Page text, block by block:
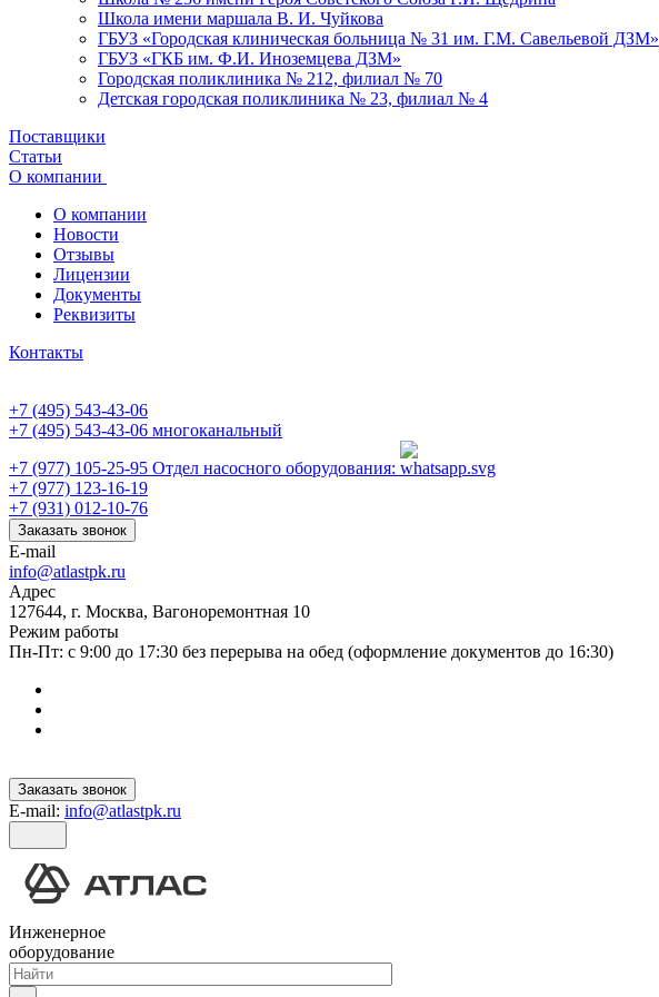
Школа имени маршала В. И. Чуйкова
ГБУЗ «Городская клиническая больница № 31 им. Г.М. Савельевой ДЗМ»
ГБУЗ «ГКБ им. Ф.И. Иноземцева ДЗМ»
Городская поликлиника № 212, филиал № 70
Детская городская поликлиника № 23, филиал № 4
Поставщики
Статьи
О компании
О компании
Новости
Отзывы
Лицензии
Документы
Реквизиты
Контакты
+7 (495) 543-43-06
+7 (495) 543-43-06 многоканальный
+7 (977) 105-25-95 Отдел насосного оборудования:
+7 (977) 123-16-19
+7 (931) 012-10-76
Заказать звонок
E-mail
info@atlastpk.ru
Адрес
127644, г. Москва, Вагоноремонтная 10
Режим работы
Пн-Пт: с 9:00 до 17:30 без перерыва на обед (оформление документов до 16:30)
Заказать звонок
E-mail: info@atlastpk.ru
Инженерное
оборудование